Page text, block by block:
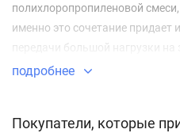
полихлоропропиленовой
именно это сочетание
передачи большой нагрузки на
Применение:
приводы
подробнее
Покупатели, которые